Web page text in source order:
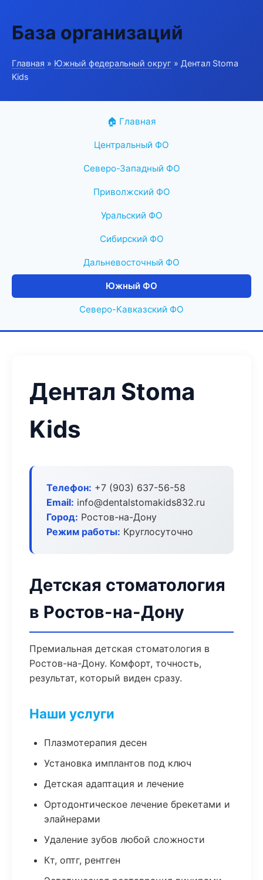
База организаций
Главная » Южный федеральный округ » Дентал Stoma
Kids
🏠 Главная
Центральный ФО
Северо-Западный ФО
Приволжский ФО
Уральский ФО
Сибирский ФО
Дальневосточный ФО
Южный ФО
Северо-Кавказский ФО
Дентал Stoma
Kids
Телефон: +7 (903) 637-56-58
Email: info@dentalstomakids832.ru
Город: Ростов-на-Дону
Режим работы: Круглосуточно
Детская стоматология
в Ростов-на-Дону
Премиальная детская стоматология в
Ростов-на-Дону. Комфорт, точность,
результат, который виден сразу.
Наши услуги
Плазмотерапия десен
Установка имплантов под ключ
Детская адаптация и лечение
Ортодонтическое лечение брекетами и
элайнерами
Удаление зубов любой сложности
Кт, оптг, рентген